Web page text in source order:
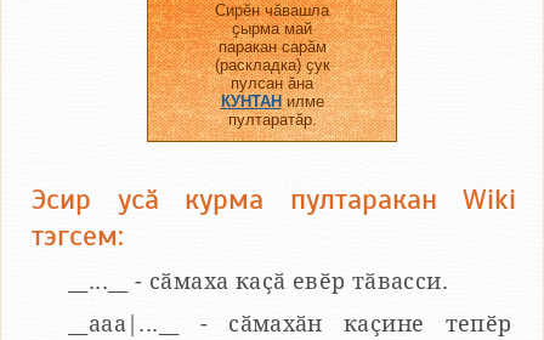
Сирӗн чӑвашла
ҫырма май
паракан сарӑм
(раскладка) ҫук
пулсан ӑна
КУНТАНилме
пултаратӑр.
Эсир усӑ курма пултаракан Wiki
тэгсем:
__...__ - сӑмаха каҫӑ евӗр тӑвасси.
__aaa|...__ - сӑмахӑн каҫине тепӗр